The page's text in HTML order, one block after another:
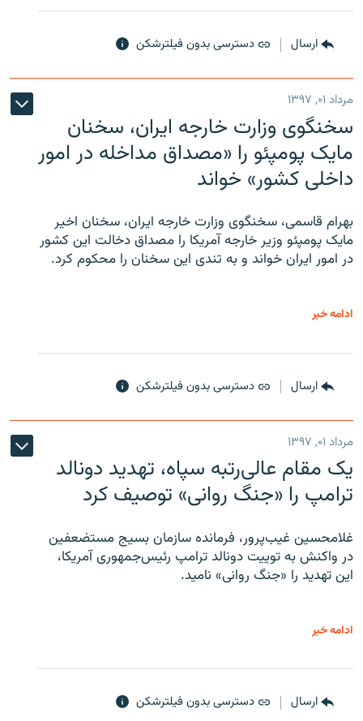
ارسال دسترسی بدون فیلترشکن
مرداد ۰۱, ۱۳۹۷
سخنگوی وزارت خارجه ایران، سخنان
مایک پومپئو را «مصداق مداخله در امور
داخلی کشور» خواند
بهرام قاسمی، سخنگوی وزارت خارجه ایران، سخنان اخیر
مایک پومپئو وزیر خارجه آمریکا را مصداق دخالت این کشور
در امور ایران خواند و به تندی این سخنان را محکوم کرد.
ادامه خبر
ارسال دسترسی بدون فیلترشکن
مرداد ۰۱, ۱۳۹۷
یک مقام عالی‌رتبه سپاه، تهدید دونالد
ترامپ را «جنگ روانی» توصیف کرد
غلامحسین غیب‌پرور، فرمانده سازمان بسیج مستضعفین
در واکنش به توییت دونالد ترامپ رئیس‌جمهوری آمریکا،
این تهدید را «جنگ روانی» نامید.
ادامه خبر
ارسال دسترسی بدون فیلترشکن